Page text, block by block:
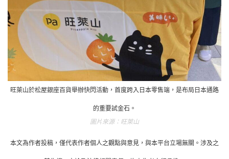
旺萊山於松屋銀座百貨舉辦快閃活動，首度跨入日本零售端，是布局日本通路
的重要試金石。
旺萊山
本文為作者投稿，僅代表作者個人之觀點與意見，與本平台立場無關。涉及之